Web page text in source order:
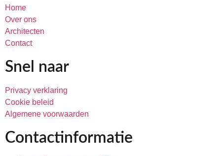
Home
Over ons
Architecten
Contact
Snel naar
Privacy verklaring
Cookie beleid
Algemene voorwaarden
Contactinformatie